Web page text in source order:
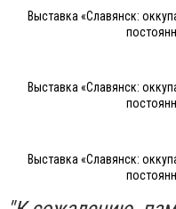
Выставка «Славянск:
Выставка «Славянск:
Выставка «Славянск: